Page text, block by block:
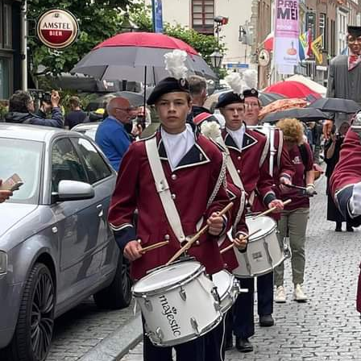
repetitie-avond